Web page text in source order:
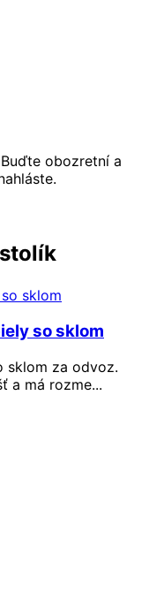
obozretní a
so sklom
sklom za odvoz.
a má rozme...